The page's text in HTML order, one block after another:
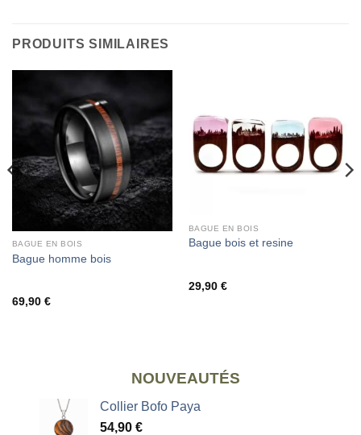
PRODUITS SIMILAIRES
BAGUE EN BOIS
Bague homme bois
69,90 €
BAGUE EN BOIS
Bague bois et resine
29,90 €
NOUVEAUTÉS
Collier Bofo Paya
54,90 €